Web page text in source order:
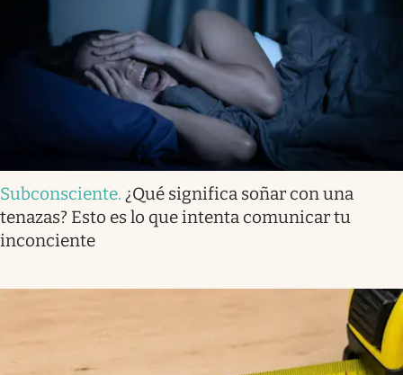
Subconsciente. ¿Qué significa soñar con una
tenazas? Esto es lo que intenta comunicar tu
inconciente